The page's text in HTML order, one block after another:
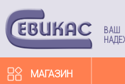
ВАШ
МАГАЗИН